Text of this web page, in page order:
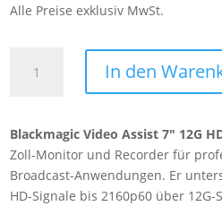
Alle Preise exklusiv MwSt.
Video
12G
HDR
Menge
In den
Blackmagic Video Assist 7″ 12G
Zoll-Monitor und Recorder für
Broadcast-Anwendungen. Er
HD-Signale bis 2160p60 über